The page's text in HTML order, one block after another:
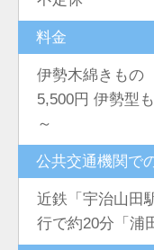
料金
伊勢木綿きもの
5,500円 伊勢型
～
公共交通機関で
近鉄「宇治山田
行で約20分「浦